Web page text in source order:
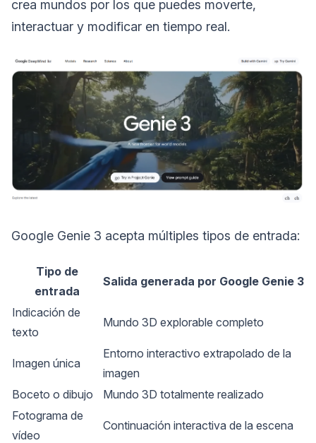
crea mundos por los que puedes moverte,
interactuar y modificar en tiempo real.
Google Genie 3 acepta múltiples tipos de entrada:
Tipo de
entrada
Salida generada por Google Genie 3
Indicación de
texto
Mundo 3D explorable completo
Imagen única
Entorno interactivo extrapolado de la
imagen
Boceto o dibujo
Mundo 3D totalmente realizado
Fotograma de
vídeo
Continuación interactiva de la escena